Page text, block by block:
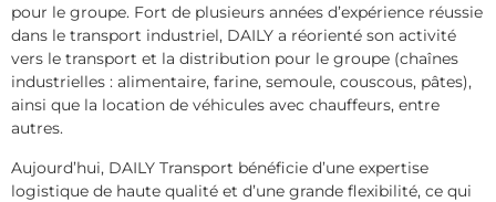
pour le groupe. Fort de plusieurs années d’expérience réussie
dans le transport industriel, DAILY a réorienté son activité
vers le transport et la distribution pour le groupe (chaînes
industrielles : alimentaire, farine, semoule, couscous, pâtes),
ainsi que la location de véhicules avec chauffeurs, entre
autres.
Aujourd’hui, DAILY Transport bénéficie d’une expertise
logistique de haute qualité et d’une grande flexibilité, ce qui